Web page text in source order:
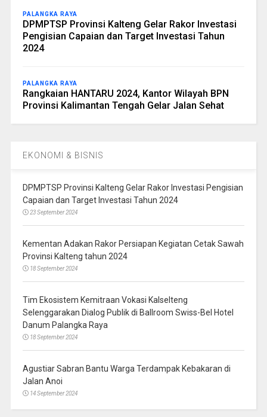
PALANGKA RAYA
DPMPTSP Provinsi Kalteng Gelar Rakor Investasi
Pengisian Capaian dan Target Investasi Tahun
2024
PALANGKA RAYA
Rangkaian HANTARU 2024, Kantor Wilayah BPN
Provinsi Kalimantan Tengah Gelar Jalan Sehat
EKONOMI & BISNIS
DPMPTSP Provinsi Kalteng Gelar Rakor Investasi Pengisian
Capaian dan Target Investasi Tahun 2024
23 September 2024
Kementan Adakan Rakor Persiapan Kegiatan Cetak Sawah
Provinsi Kalteng tahun 2024
18 September 2024
Tim Ekosistem Kemitraan Vokasi Kalselteng
Selenggarakan Dialog Publik di Ballroom Swiss-Bel Hotel
Danum Palangka Raya
18 September 2024
Agustiar Sabran Bantu Warga Terdampak Kebakaran di
Jalan Anoi
14 September 2024